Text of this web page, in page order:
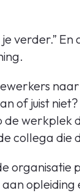
verder.”
of juist
collega
opleiding